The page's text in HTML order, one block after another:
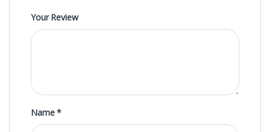
Your Review
Name*